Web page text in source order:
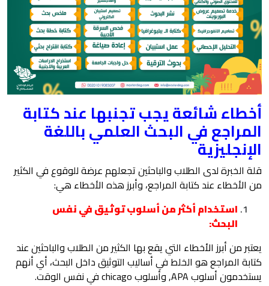
أخطاء شائعة يجب تجنبها عند كتابة
المراجع في البحث العلمي باللغة
الإنجليزية
قلة الخبرة لدى الطلاب والباحثين تجعلهم عرضة للوقوع في الكثير
من الأخطاء عند كتابة المراجع، وأبرز هذه الأخطاء هي:
استخدام أكثر من أسلوب توثيق في نفس
البحث:
يعتبر من أبرز الأخطاء التي يقع بها الكثير من الطلاب والباحثين عند
كتابة المراجع هو الخلط في أساليب التوثيق داخل البحث، أي أنهم
يستخدمون أسلوب APA, وأسلوب chicago في نفس الوقت.